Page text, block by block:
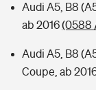
Audi A5, B8
ab 2016(0588
Audi A5, B8
Coupe, ab